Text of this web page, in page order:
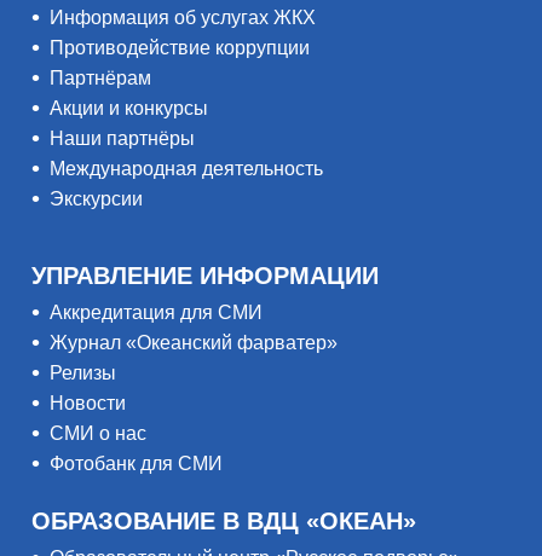
Информация об услугах ЖКХ
Противодействие коррупции
Партнёрам
Акции и конкурсы
Наши партнёры
Международная деятельность
Экскурсии
УПРАВЛЕНИЕ ИНФОРМАЦИИ
Аккредитация для СМИ
Журнал «Океанский фарватер»
Релизы
Новости
СМИ о нас
Фотобанк для СМИ
ОБРАЗОВАНИЕ В ВДЦ «ОКЕАН»